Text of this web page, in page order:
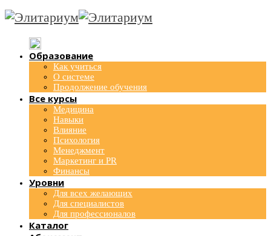
Образование
Как учиться
О системе
Продолжение обучения
Все курсы
Медицина
Навыки
Влияние
Психология
Менеджмент
Маркетинг и PR
Финансы
Уровни
Для всех желающих
Для специалистов
Для профессионалов
Каталог